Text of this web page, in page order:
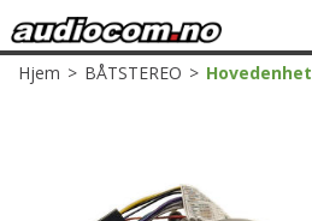
Hjem>BÅTSTEREO>Hovedenhet